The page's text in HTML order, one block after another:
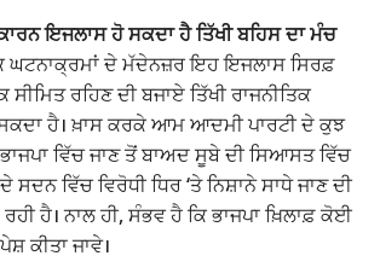
ਇਜਲਾਸ ਹੋ ਸਕਦਾ ਹੈ ਤਿੱਖੀ ਬਹਿਸ ਦਾ ਮੰਚ
ਘਟਨਾਕ੍ਰਮਾਂ ਦੇ ਮੱਦੇਨਜ਼ਰ ਇਹ ਇਜਲਾਸ ਸਿਰਫ਼
ਰਹਿਣ ਦੀ ਬਜਾਏ ਤਿੱਖੀ ਰਾਜਨੀਤਿਕ
ਹੈ। ਖ਼ਾਸ ਕਰਕੇ ਆਮ ਆਦਮੀ ਪਾਰਟੀ ਦੇ ਕੁਝ
ਵਿੱਚ ਜਾਣ ਤੋਂ ਬਾਅਦ ਸੂਬੇ ਦੀ ਸਿਆਸਤ ਵਿੱਚ
ਵਿੱਚ ਵਿਰੋਧੀ ਧਿਰ ‘ਤੇ ਨਿਸ਼ਾਨੇ ਸਾਧੇ ਜਾਣ ਦੀ
ਹੈ। ਨਾਲ ਹੀ, ਸੰਭਵ ਹੈ ਕਿ ਭਾਜਪਾ ਖ਼ਿਲਾਫ਼ ਕੋਈ
ਕੀਤਾ ਜਾਵੇ।